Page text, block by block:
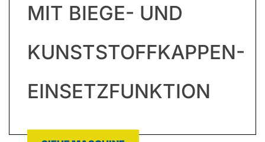
MIT BIEGE- UND
KUNSTSTOFFKAPPEN-
EINSETZFUNKTION